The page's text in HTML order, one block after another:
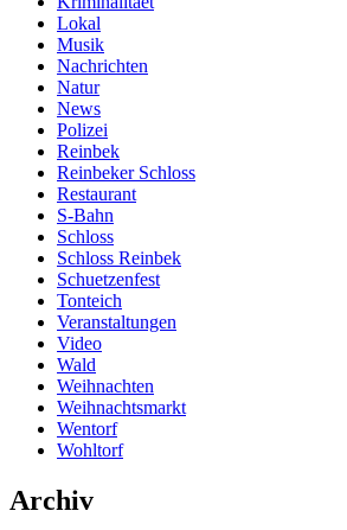
Lokal
Musik
Nachrichten
Natur
News
Polizei
Reinbek
Reinbeker Schloss
Restaurant
S-Bahn
Schloss
Schloss Reinbek
Schuetzenfest
Tonteich
Veranstaltungen
Video
Wald
Weihnachten
Weihnachtsmarkt
Wentorf
Wohltorf
Archiv